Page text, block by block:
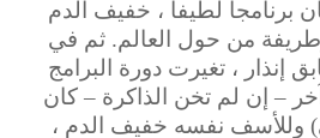
برنامجا لطيفا ، خفيف الدم
من حول العالم. ثم في
إنذار ، تغيرت دورة البرامج
– إن لم تخن الذاكرة – كان
وللأسف نفسه خفيف الدم ،